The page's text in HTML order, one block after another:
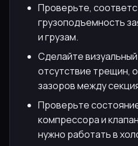
Проверьте,
грузоподъемность
и грузам.
Сделайте
отсутствие трещин,
зазоров между
Проверьте
компрессора и
нужно работать в